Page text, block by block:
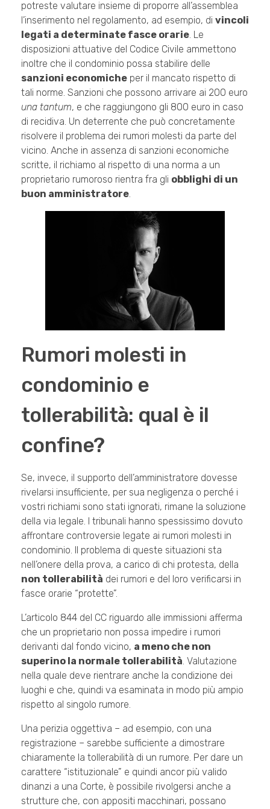
potreste valutare insieme di proporre all’assemblea
l’inserimento nel regolamento, ad esempio, di vincoli
legati a determinate fasce orarie . Le
disposizioni attuative del Codice Civile ammettono
inoltre che il condominio possa stabilire delle
sanzioni economiche per il mancato rispetto di
tali norme. Sanzioni che possono arrivare ai 200 euro
una tantum, e che raggiungono gli 800 euro in caso
di recidiva. Un deterrente che può concretamente
risolvere il problema dei rumori molesti da parte del
vicino. Anche in assenza di sanzioni economiche
scritte, il richiamo al rispetto di una norma a un
proprietario rumoroso rientra fra gli obblighi di un
buon amministratore
Rumori molesti in
condominio e
tollerabilità: qual è il
confine?
Se, invece, il supporto dell’amministratore dovesse
rivelarsi insufficiente, per sua negligenza o perché i
vostri richiami sono stati ignorati, rimane la soluzione
della via legale. I tribunali hanno spessissimo dovuto
affrontare controversie legate ai rumori molesti in
condominio. Il problema di queste situazioni sta
nell’onere della prova, a carico di chi protesta, della
non tollerabilità dei rumori e del loro verificarsi in
fasce orarie “protette”.
L’articolo 844 del CC riguardo alle immissioni afferma
che un proprietario non possa impedire i rumori
derivanti dal fondo vicino, a meno che non
superino la normale tollerabilità. Valutazione
nella quale deve rientrare anche la condizione dei
luoghi e che, quindi va esaminata in modo più ampio
rispetto al singolo rumore.
Una perizia oggettiva – ad esempio, con una
registrazione – sarebbe sufficiente a dimostrare
chiaramente la tollerabilità di un rumore. Per dare un
carattere “istituzionale” e quindi ancor più valido
dinanzi a una Corte, è possibile rivolgersi anche a
strutture che, con appositi macchinari, possano